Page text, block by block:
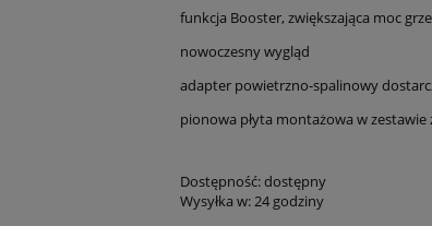
funkcja Booster, zwiększająca moc
nowoczesny wygląd
adapter powietrzno-spalinowy
pionowa płyta montażowa w
Dostępność:dostępny
Wysyłka w:24 godziny